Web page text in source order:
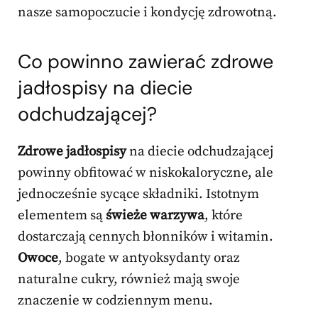
nasze samopoczucie i kondycję zdrowotną.
Co powinno zawierać zdrowe
jadłospisy na diecie
odchudzającej?
Zdrowe jadłospisyna diecie odchudzającej
powinny obfitować w niskokaloryczne, ale
jednocześnie sycące składniki. Istotnym
elementem są świeże warzywa, które
dostarczają cennych błonników i witamin.
Owoce, bogate w antyoksydanty oraz
naturalne cukry, również mają swoje
znaczenie w codziennym menu.